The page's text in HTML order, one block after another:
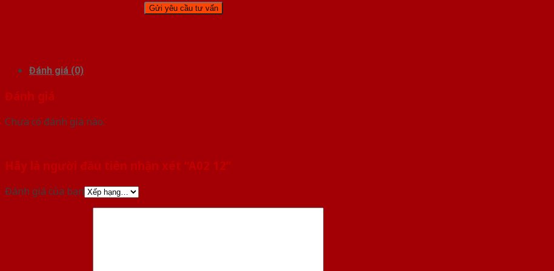
Đánh giá (0)
Đánh giá
Chưa có đánh giá nào.
Hãy là người đầu tiên nhận xét “A02 12”
Đánh giá của bạn